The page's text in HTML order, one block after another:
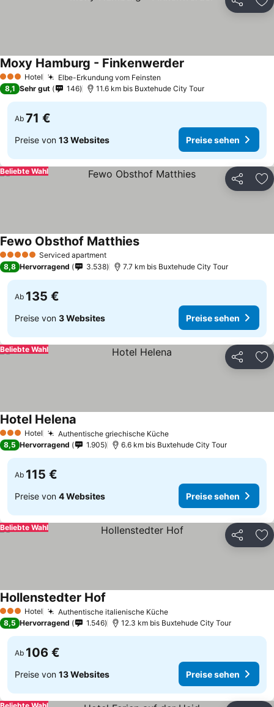
Teilen
3 SterneHotel Elbe-Erkundung vom Feinsten
Moxy Hamburg - Finkenwerder
8,1 Sehr gut 146 11.6 km bis Buxtehude City Tour
Ab 71 €
Preise von 13 Websites Preise sehen
Teilen
Beliebte Wahl
5 Sterne Serviced apartment
Fewo Obsthof Matthies
8,8 Hervorragend 3.538 7.7 km bis Buxtehude City Tour
Ab 135 €
Preise von 3 Websites Preise sehen
Teilen
Beliebte Wahl
3 SterneHotel Authentische griechische Küche
Hotel Helena
8,5 Hervorragend 1.905 6.6 km bis Buxtehude City Tour
Ab 115 €
Preise von 4 Websites Preise sehen
Teilen
Beliebte Wahl
3 SterneHotel Authentische italienische Küche
Hollenstedter Hof
8,5 Hervorragend 1.546 12.3 km bis Buxtehude City Tour
Ab 106 €
Preise von 13 Websites Preise sehen